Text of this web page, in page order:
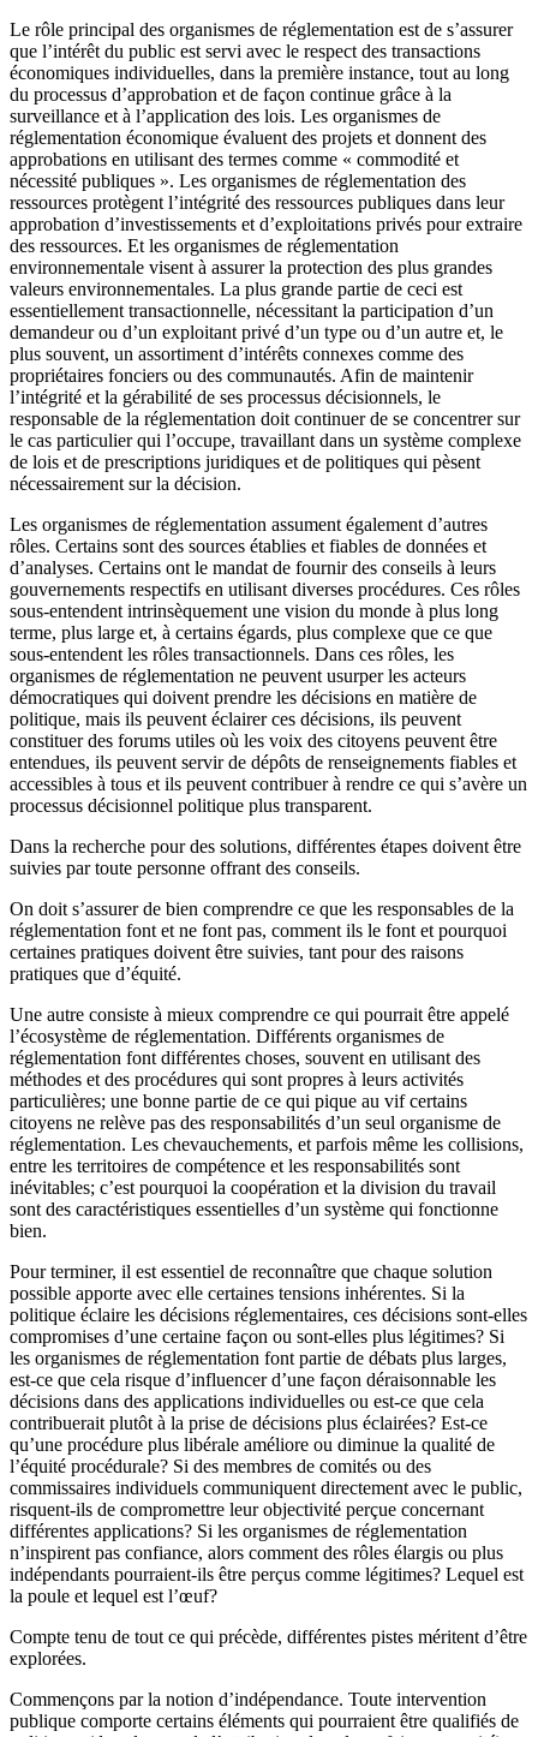
Le rôle principal des organismes de réglementation est de s’assurer
que l’intérêt du public est servi avec le respect des transactions
économiques individuelles, dans la première instance, tout au long
du processus d’approbation et de façon continue grâce à la
surveillance et à l’application des lois. Les organismes de
réglementation économique évaluent des projets et donnent des
approbations en utilisant des termes comme « commodité et
nécessité publiques ». Les organismes de réglementation des
ressources protègent l’intégrité des ressources publiques dans leur
approbation d’investissements et d’exploitations privés pour extraire
des ressources. Et les organismes de réglementation
environnementale visent à assurer la protection des plus grandes
valeurs environnementales. La plus grande partie de ceci est
essentiellement transactionnelle, nécessitant la participation d’un
demandeur ou d’un exploitant privé d’un type ou d’un autre et, le
plus souvent, un assortiment d’intérêts connexes comme des
propriétaires fonciers ou des communautés. Afin de maintenir
l’intégrité et la gérabilité de ses processus décisionnels, le
responsable de la réglementation doit continuer de se concentrer sur
le cas particulier qui l’occupe, travaillant dans un système complexe
de lois et de prescriptions juridiques et de politiques qui pèsent
nécessairement sur la décision.
Les organismes de réglementation assument également d’autres
rôles. Certains sont des sources établies et fiables de données et
d’analyses. Certains ont le mandat de fournir des conseils à leurs
gouvernements respectifs en utilisant diverses procédures. Ces rôles
sous-entendent intrinsèquement une vision du monde à plus long
terme, plus large et, à certains égards, plus complexe que ce que
sous-entendent les rôles transactionnels. Dans ces rôles, les
organismes de réglementation ne peuvent usurper les acteurs
démocratiques qui doivent prendre les décisions en matière de
politique, mais ils peuvent éclairer ces décisions, ils peuvent
constituer des forums utiles où les voix des citoyens peuvent être
entendues, ils peuvent servir de dépôts de renseignements fiables et
accessibles à tous et ils peuvent contribuer à rendre ce qui s’avère un
processus décisionnel politique plus transparent.
Dans la recherche pour des solutions, différentes étapes doivent être
suivies par toute personne offrant des conseils.
On doit s’assurer de bien comprendre ce que les responsables de la
réglementation font et ne font pas, comment ils le font et pourquoi
certaines pratiques doivent être suivies, tant pour des raisons
pratiques que d’équité.
Une autre consiste à mieux comprendre ce qui pourrait être appelé
l’écosystème de réglementation. Différents organismes de
réglementation font différentes choses, souvent en utilisant des
méthodes et des procédures qui sont propres à leurs activités
particulières; une bonne partie de ce qui pique au vif certains
citoyens ne relève pas des responsabilités d’un seul organisme de
réglementation. Les chevauchements, et parfois même les collisions,
entre les territoires de compétence et les responsabilités sont
inévitables; c’est pourquoi la coopération et la division du travail
sont des caractéristiques essentielles d’un système qui fonctionne
bien.
Pour terminer, il est essentiel de reconnaître que chaque solution
possible apporte avec elle certaines tensions inhérentes. Si la
politique éclaire les décisions réglementaires, ces décisions sont-elles
compromises d’une certaine façon ou sont-elles plus légitimes? Si
les organismes de réglementation font partie de débats plus larges,
est-ce que cela risque d’influencer d’une façon déraisonnable les
décisions dans des applications individuelles ou est-ce que cela
contribuerait plutôt à la prise de décisions plus éclairées? Est-ce
qu’une procédure plus libérale améliore ou diminue la qualité de
l’équité procédurale? Si des membres de comités ou des
commissaires individuels communiquent directement avec le public,
risquent-ils de compromettre leur objectivité perçue concernant
différentes applications? Si les organismes de réglementation
n’inspirent pas confiance, alors comment des rôles élargis ou plus
indépendants pourraient-ils être perçus comme légitimes? Lequel est
la poule et lequel est l’œuf?
Compte tenu de tout ce qui précède, différentes pistes méritent d’être
explorées.
Commençons par la notion d’indépendance. Toute intervention
publique comporte certains éléments qui pourraient être qualifiés de